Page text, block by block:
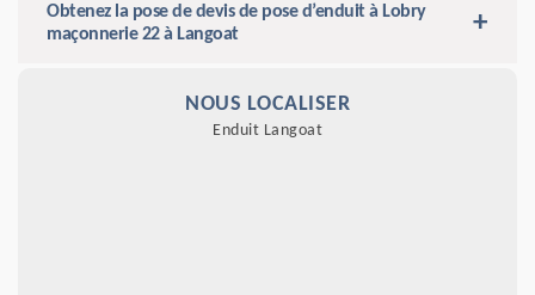
Obtenez la pose de devis de pose d’enduit à Lobry
maçonnerie 22 à Langoat
NOUS LOCALISER
Enduit Langoat